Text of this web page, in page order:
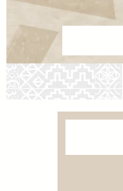
عائلة